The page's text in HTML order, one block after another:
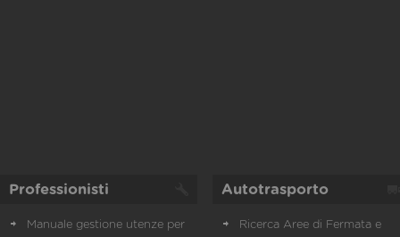
Professionisti
Manuale gestione utenze per
Autotrasporto
Ricerca Aree di Fermata e